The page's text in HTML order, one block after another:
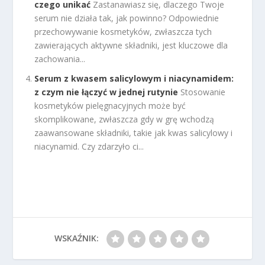
czego unikać Zastanawiasz się, dlaczego Twoje
serum nie działa tak, jak powinno? Odpowiednie
przechowywanie kosmetyków, zwłaszcza tych
zawierających aktywne składniki, jest kluczowe dla
zachowania...
Serum z kwasem salicylowym i niacynamidem:
z czym nie łączyć w jednej rutynie Stosowanie
kosmetyków pielęgnacyjnych może być
skomplikowane, zwłaszcza gdy w grę wchodzą
zaawansowane składniki, takie jak kwas salicylowy i
niacynamid. Czy zdarzyło ci...
WSKAŹNIK: